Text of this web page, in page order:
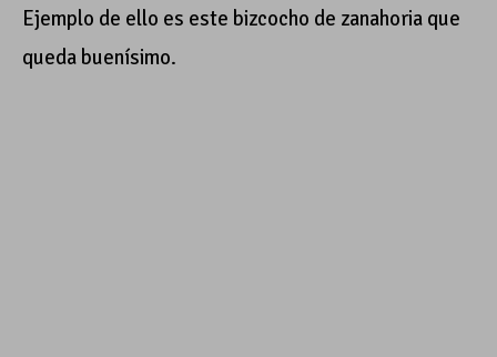
Ejemplo de ello es este bizcocho de zanahoria que
queda buenísimo.